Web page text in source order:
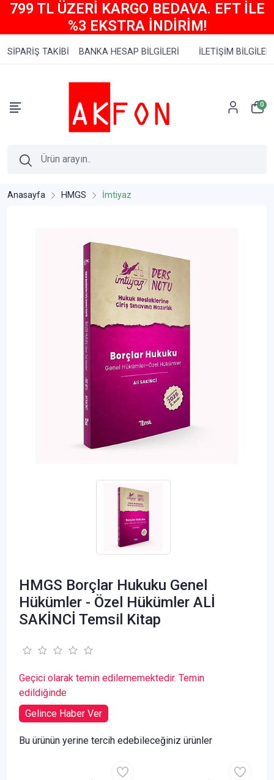
799 TL ÜZERİ KARGO BEDAVA. EFT İLE
%3 EKSTRA İNDİRİM!
SİPARİŞ TAKİBİ BANKA HESAP BİLGİLERİ İLETİŞİM BİLGİLERİ
0
Anasayfa HMGS İmtiyaz
HMGS Borçlar Hukuku Genel
Hükümler - Özel Hükümler ALİ
SAKİNCİ Temsil Kitap
Geçici olarak temin edilememektedir. Temin
edildiğinde
Gelince Haber Ver
Bu ürünün yerine tercih edebileceğiniz ürünler